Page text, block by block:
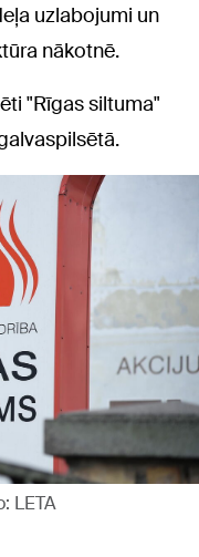
uzlabojumi un
nākotnē.
"Rīgas siltuma"
LETA